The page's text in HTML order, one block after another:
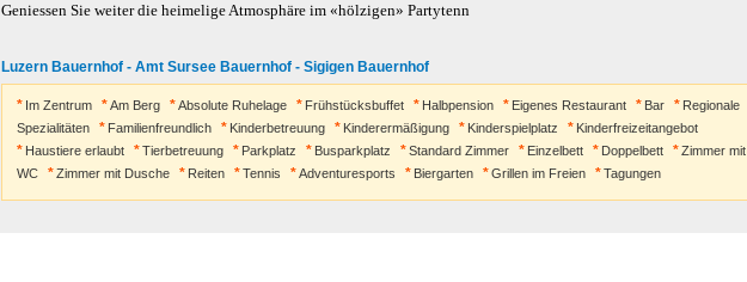
Geniessen Sie weiter die heimelige Atmosphäre im «hölzigen» Partytenn
Luzern Bauernhof - Amt Sursee Bauernhof - Sigigen Bauernhof
Im Zentrum Am Berg Absolute Ruhelage Frühstücksbuffet Halbpension Eigenes Restaurant Bar
Regionale
Spezialitäten
Familienfreundlich Kinderbetreuung Kinderermäßigung Kinderspielplatz
Kinderfreizeitangebot
Haustiere erlaubt
Tierbetreuung Parkplatz Busparkplatz Standard Zimmer Einzelbett Doppelbett
Zimmer mit
WC
Zimmer mit Dusche Reiten Tennis Adventuresports Biergarten Grillen im Freien Tagungen